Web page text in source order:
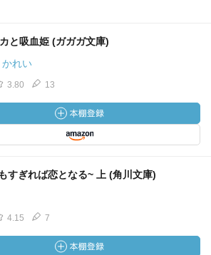
と吸血姫 (ガガガ文庫)
れい
3.80 13
すぎれば恋となる~ 上 (角川文庫)
4.15 7